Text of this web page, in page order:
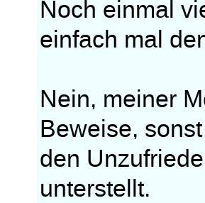
Noch einmal
einfach mal
Nein, meiner
Beweise,
den
unterstellt.